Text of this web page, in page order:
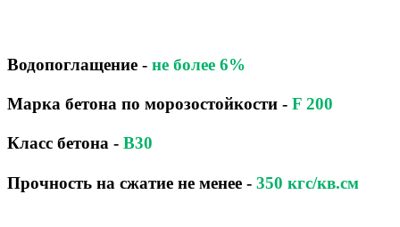
Водопоглащение - не более 6%
Марка бетона по морозостойкости - F 200
Класс бетона - B30
Прочность на сжатие не менее - 350 кгс/кв.см